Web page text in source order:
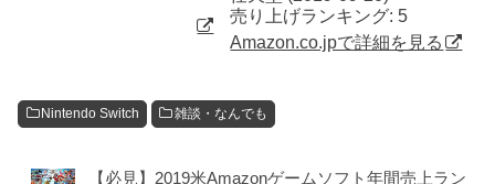
売り上げランキング: 5
Amazon.co.jpで詳細を見る
Nintendo Switch 雑談・なんでも
【必見】2019米Amazonゲームソフト年間売上ラン